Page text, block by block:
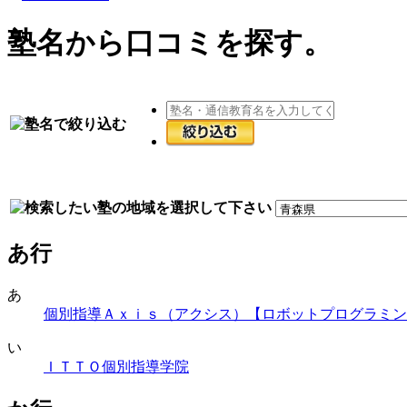
塾名から口コミ を探す。
あ行
あ
個別指導Ａｘｉｓ（アクシス）【ロボットプログラミ
い
ＩＴＴＯ個別指導学院